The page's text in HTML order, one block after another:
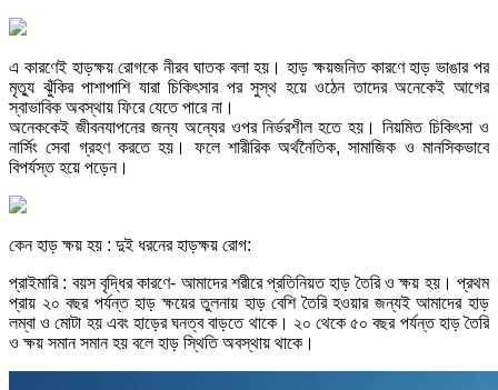
এ কারণেই হাড়ক্ষয় রোগকে নীরব ঘাতক বলা হয়। হাড় ক্ষয়জনিত কারণে হাড় ভাঙার পর
মৃত্যু ঝুঁকির পাশাপাশি যারা চিকিৎসার পর সুস্থ হয়ে ওঠেন তাদের অনেকেই আগের
স্বাভাবিক অবস্থায় ফিরে যেতে পারে না।
অনেককেই জীবনযাপনের জন্য অন্যের ওপর নির্ভরশীল হতে হয়। নিয়মিত চিকিৎসা ও
নার্সিং সেবা গ্রহণ করতে হয়। ফলে শারীরিক অর্থনৈতিক, সামাজিক ও মানসিকভাবে
বিপর্যস্ত হয়ে পড়েন।
কেন হাড় ক্ষয় হয় : দুই ধরনের হাড়ক্ষয় রোগ:
প্রাইমারি : বয়স বৃদ্ধির কারণে- আমাদের শরীরে প্রতিনিয়ত হাড় তৈরি ও ক্ষয় হয়। প্রথম
প্রায় ২০ বছর পর্যন্ত হাড় ক্ষয়ের তুলনায় হাড় বেশি তৈরি হওয়ার জন্যই আমাদের হাড়
লম্বা ও মোটা হয় এবং হাড়ের ঘনত্ব বাড়তে থাকে। ২০ থেকে ৫০ বছর পর্যন্ত হাড় তৈরি
ও ক্ষয় সমান সমান হয় বলে হাড় স্থিতি অবস্থায় থাকে।